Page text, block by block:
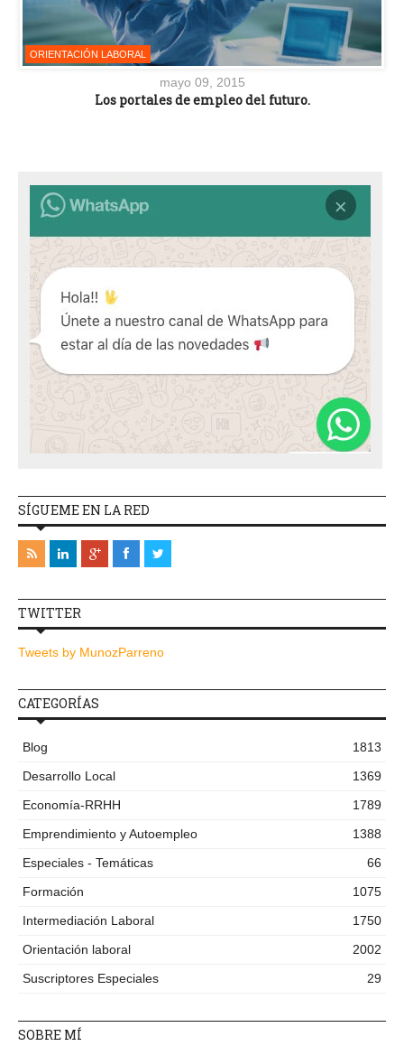
ORIENTACIÓN LABORAL
mayo 09, 2015
Los portales de empleo del futuro.
SÍGUEME EN LA RED
TWITTER
Tweets by MunozParreno
CATEGORÍAS
Blog
1813
Desarrollo Local
1369
Economía-RRHH
1789
Emprendimiento y Autoempleo
1388
Especiales - Temáticas
66
Formación
1075
Intermediación Laboral
1750
Orientación laboral
2002
Suscriptores Especiales
29
SOBRE MÍ